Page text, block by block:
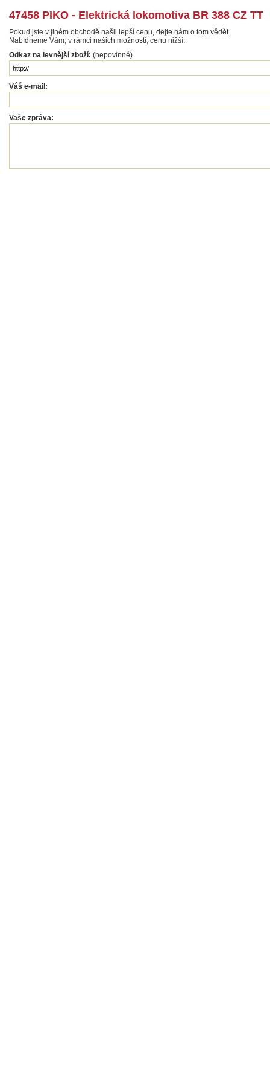
47458 PIKO - Elektrická lokomotiva BR 388 CZ TT
Pokud jste v jiném obchodě našli lepší cenu, dejte nám o tom vědět.
Nabídneme Vám, v rámci našich možností, cenu nižší.
Odkaz na levnější zboží: (nepovinné)
Váš e-mail:
Vaše zpráva: